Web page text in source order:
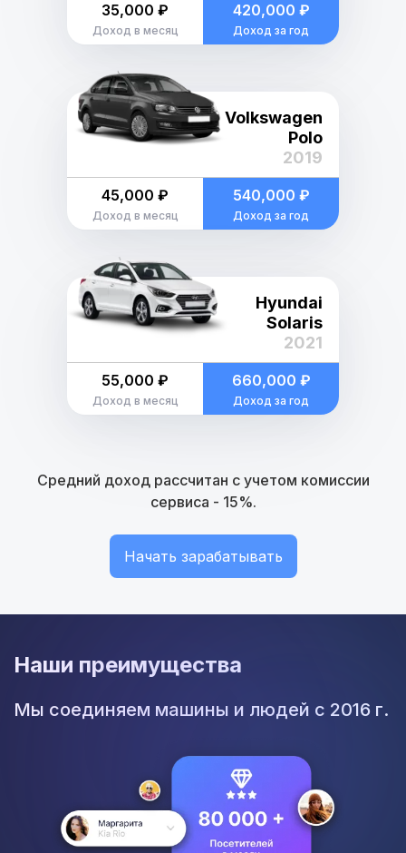
35,000 ₽
Доход в месяц
420,000 ₽
Доход за год
Volkswagen
Polo
2019
45,000 ₽
Доход в месяц
540,000 ₽
Доход за год
Hyundai
Solaris
2021
55,000 ₽
Доход в месяц
660,000 ₽
Доход за год
Средний доход рассчитан с учетом комиссии
сервиса - 15%.
Начать зарабатывать
Наши преимущества
Мы соединяем машины и людей с 2016 г.